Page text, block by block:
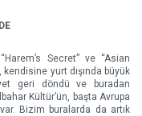
Secret” ve “Asian
yurt dışında büyük
geri döndü ve buradan
Kültür’ün, başta Avrupa
Bizim buralarda da artık